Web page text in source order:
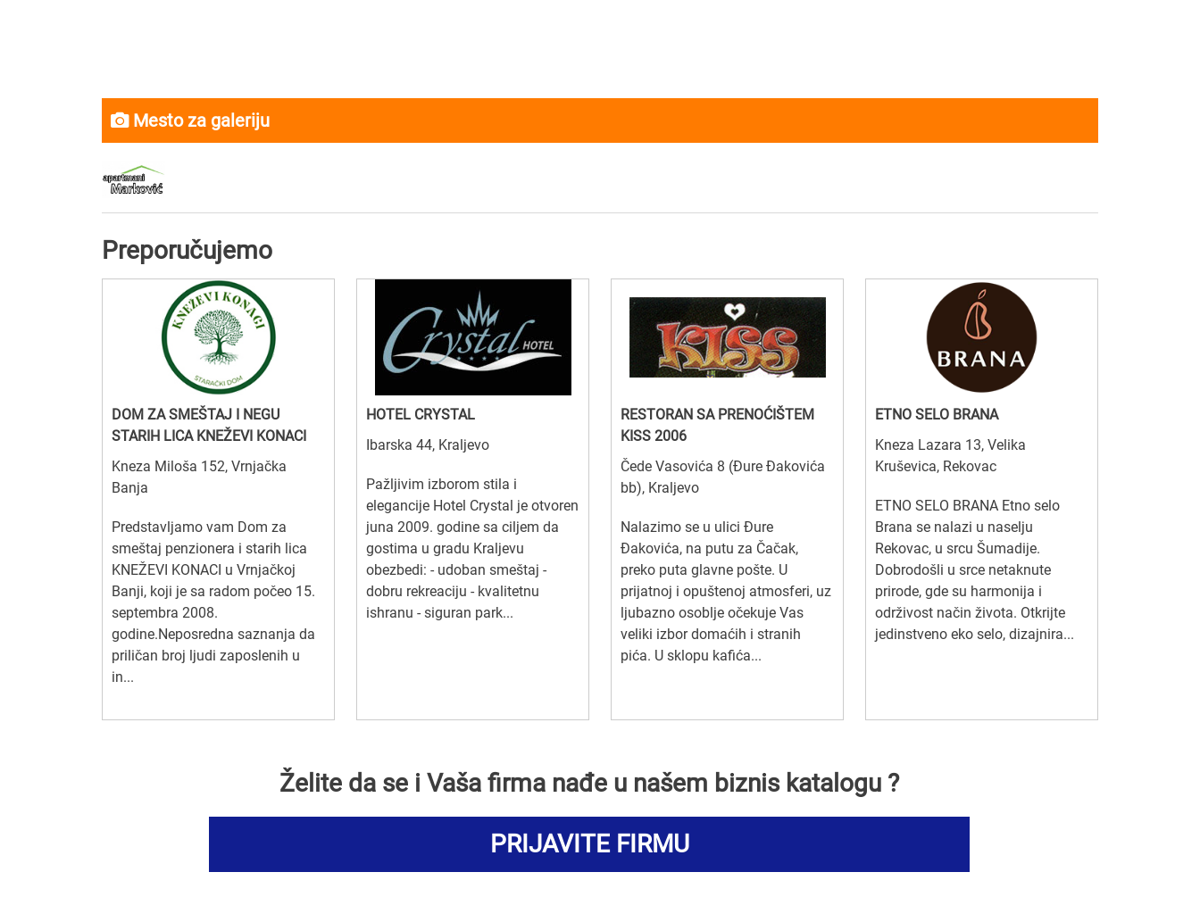
Mesto za galeriju
Preporučujemo
DOM ZA SMEŠTAJ I NEGU
STARIH LICA KNEŽEVI KONACI
Kneza Miloša 152, Vrnjačka
Banja
Predstavljamo vam Dom za
smeštaj penzionera i starih lica
KNEŽEVI KONACI u Vrnjačkoj
Banji, koji je sa radom počeo 15.
septembra 2008.
godine.Neposredna saznanja da
priličan broj ljudi zaposlenih u
in...
HOTEL CRYSTAL
Ibarska 44, Kraljevo
Pažljivim izborom stila i
elegancije Hotel Crystal je otvoren
juna 2009. godine sa ciljem da
gostima u gradu Kraljevu
obezbedi: - udoban smeštaj -
dobru rekreaciju - kvalitetnu
ishranu - siguran park...
RESTORAN SA PRENOĆIŠTEM
KISS 2006
Čede Vasovića 8 (Đure Đakovića
bb), Kraljevo
Nalazimo se u ulici Đure
Đakovića, na putu za Čačak,
preko puta glavne pošte. U
prijatnoj i opuštenoj atmosferi, uz
ljubazno osoblje očekuje Vas
veliki izbor domaćih i stranih
pića. U sklopu kafića...
ETNO SELO BRANA
Kneza Lazara 13, Velika
Kruševica, Rekovac
ETNO SELO BRANA Etno selo
Brana se nalazi u naselju
Rekovac, u srcu Šumadije.
Dobrodošli u srce netaknute
prirode, gde su harmonija i
održivost način života. Otkrijte
jedinstveno eko selo, dizajnira...
Želite da se i Vaša firma nađe u našem biznis katalogu ?
PRIJAVITE FIRMU